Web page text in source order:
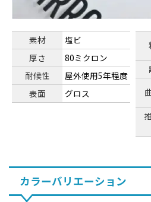
素材
塩ビ
厚さ
80ミクロン
耐候性
屋外使用5年程度
表面
グロス
カラーバリエーション